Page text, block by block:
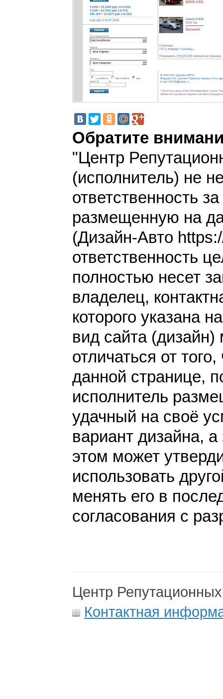
Обратите
"Центр
(исполнитель) не
ответственность
размещенную на
(Дизайн-Авто
ответственность
полностью несет
владелец,
которого указана
вид сайта (дизайн)
отличаться от
данной странице,
исполнитель
удачный на своё
вариант дизайна, а
этом может
использовать
менять его в
согласования с
Центр
Контактная